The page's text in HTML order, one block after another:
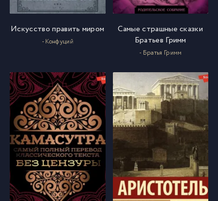
Искусство править миром
- Конфуций
Самые страшные сказки
Братьев Гримм
- Братья Гримм